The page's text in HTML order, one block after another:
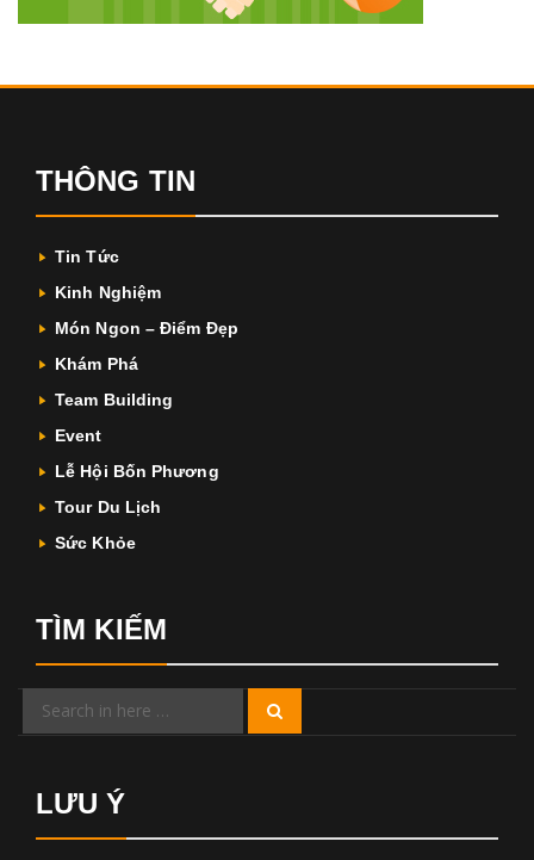
THÔNG TIN
Tin Tức
Kinh Nghiệm
Món Ngon – Điểm Đẹp
Khám Phá
Team Building
Event
Lễ Hội Bốn Phương
Tour Du Lịch
Sức Khỏe
TÌM KIẾM
Search
LƯU Ý